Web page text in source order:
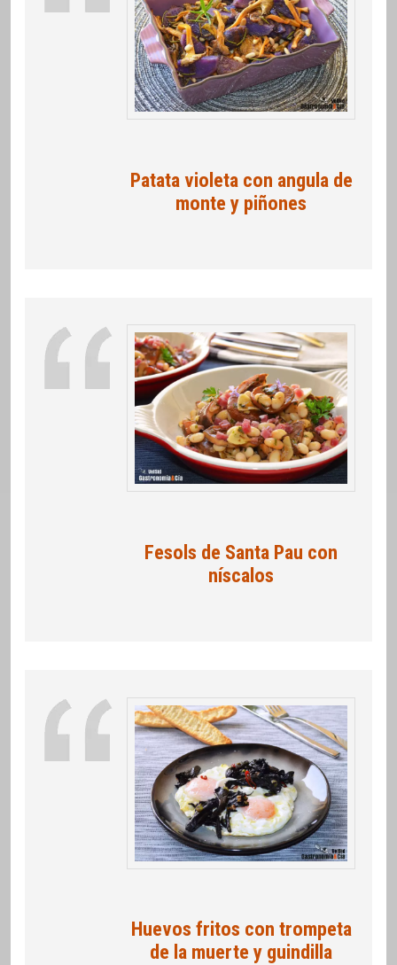
Patata violeta con angula de
monte y piñones
Fesols de Santa Pau con
níscalos
Huevos fritos con trompeta
de la muerte y guindilla